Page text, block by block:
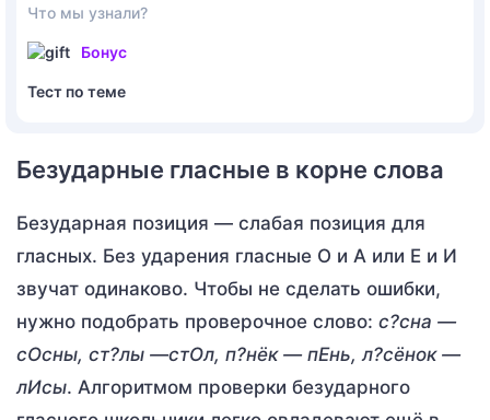
Что мы узнали?
Бонус
Тест по теме
Безударные гласные в корне слова
Безударная позиция — слабая позиция для
гласных. Без ударения гласные О и А или Е и И
звучат одинаково. Чтобы не сделать ошибки,
нужно подобрать проверочное слово: с?сна —
сОсны, ст?лы —стОл, п?нёк — пЕнь, л?сёнок —
лИсы. Алгоритмом проверки безударного